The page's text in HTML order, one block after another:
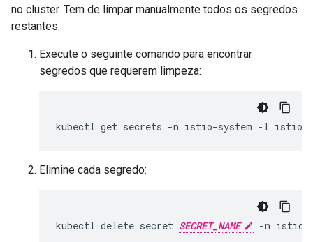
no cluster. Tem de limpar manualmente todos os segredos
restantes.
Execute o seguinte comando para encontrar
segredos que requerem limpeza:
Elimine cada segredo:
kubectl delete secret SECRET_NAME